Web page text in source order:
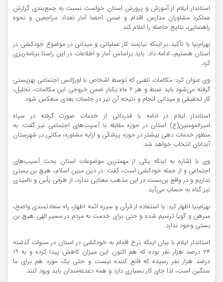
استاندار ایلام از آموزش و پرورش استان خواست نسبت به جمع‌بندی گزارش
عملکرد مشاوران مدارس اقدام و ضمن احصا آمار تعداد مراجعین و نحوه
راهنمایی، نتایج حاصله را اعلام کند.
بهرام‌نیا با تأکید بر اینکه نیازمند کار عملیاتی و میدانی در موضوع خودکشی در
استان هستیم، ادامه داد: باید براساس آمار و اطلاعات در این راستا برنامه‌ریزی
کرد.
وی عنوان کرد: مکالمات تلفنی که توسط اشخاص با اورژانس اجتماعی بهزیستی
گرفته می‌شود باید ضبط و هر ۶ ماه یکبار ضمن خروجی این مکالمات، تحلیل،
کار تحقیقی و میدانی انجام و نتیجه آن نیز در جلسات بعدی منعکس شود.
استاندار ایلام در ادامه با قدردانی از خدمات صورت گرفته در سپاه
امیرالمومنین(ع) استان در حوزه مقابله با آسیب‌های اجتماعی نیز گفت: به
منظور خدمات دهی بیشتر در حوزه پزشکی و ارایه مشاوره، مکانی در شهرستان
آبدانان انتخاب خواهد شد.
وی با اشاره به اینکه یکی از مهمترین موضوعات استان بحث آسیب‌های
اجتماعی و از جمله خودکشی است، گفت: در دین مبین اسلام، هیچ بن بستی
نداریم و در واقع بن‌بست در این مذهب معنایی ندارد، از طرفی یأس و ناامیدی
نیز گناه به حساب می‌آید.
بهرام‌نیا اظهار کرد: با استفاده از قرآن و سیره ائمه اطهار، راه سعادتمندی واضح،
مبرهن و گویا ترسیم شده و حتی برای خدمت به مردم در مسیر الهی هیچ بن
بستی وجود ندارد.
استاندار ایلام با بیان اینکه نرخ اقدام به خودکشی در استان در سنوات گذشته
۲۴ درصد هزار نفر بوده که هم اکنون این میزان کاهش پیدا کرده و به ۱۹
درصد هزار نفر رسیده که قانع کننده نیست و حتی یک مورد هم برای ما
سنگین است، لذا جای کار بسیاری دارد و همه دغدغه‌مندان باید ورود کنند.